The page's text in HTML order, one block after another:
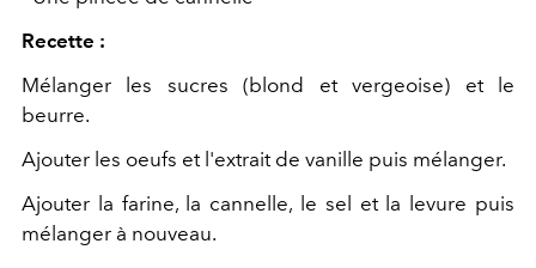
Recette :
Mélanger les sucres (blond et vergeoise) et le
beurre.
Ajouter les oeufs et l'extrait de vanille puis mélanger.
Ajouter la farine, la cannelle, le sel et la levure puis
mélanger à nouveau.